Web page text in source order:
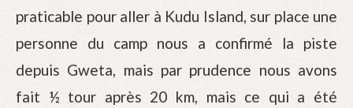
praticable pour aller à Kudu Island, sur place une
personne du camp nous a confirmé la piste
depuis Gweta, mais par prudence nous avons
fait ½ tour après 20 km, mais ce qui a été